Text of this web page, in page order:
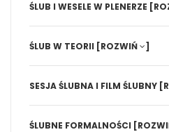
ŚLUB I WESELE W PLENERZE
ŚLUB W TEORII [ROZWIŃ ]
SESJA ŚLUBNA I FILM ŚLUBNY
ŚLUBNE FORMALNOŚCI